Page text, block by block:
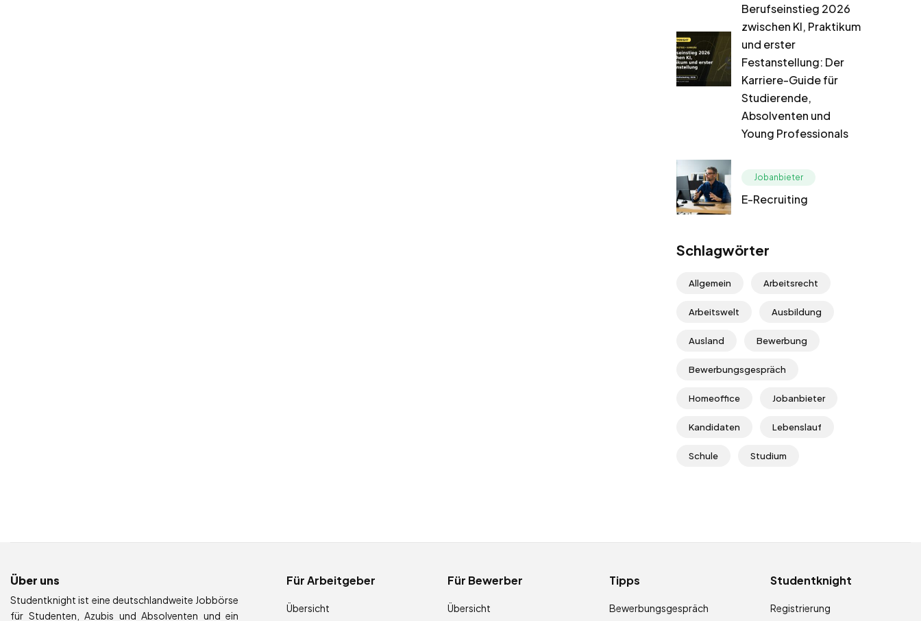
Berufseinstieg 2026
zwischen KI, Praktikum
und erster
Festanstellung: Der
Karriere-Guide für
Studierende,
Absolventen und
Young Professionals
Jobanbieter
E-Recruiting
Schlagwörter
Allgemein Arbeitsrecht
Arbeitswelt Ausbildung
Ausland Bewerbung
Bewerbungsgespräch
Homeoffice Jobanbieter
Kandidaten Lebenslauf
Schule Studium
Über uns
Studentknight ist eine deutschlandweite Jobbörse
für Studenten, Azubis und Absolventen und ein
Für Arbeitgeber
Übersicht
Für Bewerber
Übersicht
Tipps
Bewerbungsgespräch
Studentknight
Registrierung